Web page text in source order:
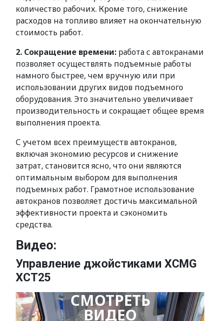
количество рабочих. Кроме того, снижение
расходов на топливо влияет на окончательную
стоимость работ.
2. Сокращение времени: работа с автокранами
позволяет осуществлять подъемные работы
намного быстрее, чем вручную или при
использовании других видов подъемного
оборудования. Это значительно увеличивает
производительность и сокращает общее время
выполнения проекта.
С учетом всех преимуществ автокранов,
включая экономию ресурсов и снижение
затрат, становится ясно, что они являются
оптимальным выбором для выполнения
подъемных работ. Грамотное использование
автокранов позволяет достичь максимальной
эффективности проекта и сэкономить
средства.
Видео:
Управление джойстиками XCMG
XCT25
СМОТРЕТЬ
ВИДЕО